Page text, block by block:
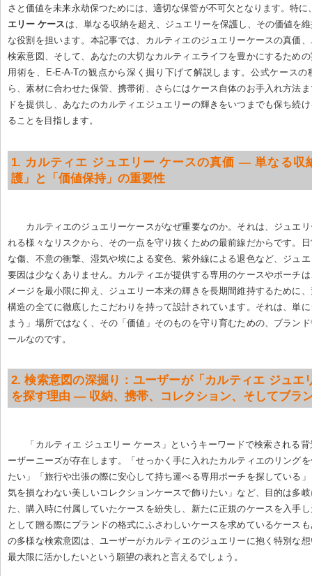
さと価値を未来永劫保つためには、適切な保管が不可欠となります。特に
エリー ケース は、単なる収納を超え、ジュエリーを保護し、その価値を
な役割を担います。本記事では、カルティエのジュエリーケースの真価
検索意図、そして、あなたの大切なカルティエライフを豊かにするため
用術を、E-E-A-Tの観点から深く掘り下げて解説します。公式ケースの
ら、素材に合わせた保管、携帯術、さらにはケース自体のお手入れ方法
ドを提供し、あなたのカルティエジュエリーの輝きをいつまでも保ち続
ることを目指します。
1. カルティエ ジュエリー ケースの真価 — 単なる収
護」と「価値保持」の重要性
カルティエのジュエリーケースがなぜ重要なのか。それは、ジュエ
れる様々なリスクから、その一点を守り抜くための最前線だからです。
な傷、不意の衝撃、湿気や埃による変色、紫外線による退色など、ジュ
要因は少なくありません。カルティエが提供する専用のケースやポーチ
メージを最小限に抑え、ジュエリー本来の輝きを長期間維持するために
構造の全てに徹底したこだわりを持って設計されています。それは、単
まう」場所ではなく、その「価値」そのものを守り育むための、ブラン
ールなのです。
2. 検索意図の深掘り：ユーザーが「カルティエ ジュエ
を探す理由 — 収納、携帯、コレクション、そしてブラ
「カルティエ ジュエリー ケース」というキーワードで検索される
ーザーニーズが存在します。「せっかく手に入れたカルティエのリング
たい」「旅行や出張の際に安心して持ち運べる専用ポーチを探している
気を損なわない美しいコレクションケースで飾りたい」など、目的は多
た、購入時に付属していたケースを紛失し、新たに正規のケースを入手
として贈る際にブランドの格式にふさわしいケースを求めているケース
の多様な検索意図は、ユーザーがカルティエのジュエリーに抱く特別な
最大限に活かしたいという願望の表れと言えるでしょう。